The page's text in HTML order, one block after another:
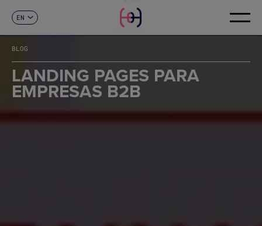
EN
FR
DE
IT
PT
CONTACT
BLOG
LANDING PAGES PARA
EMPRESAS B2B